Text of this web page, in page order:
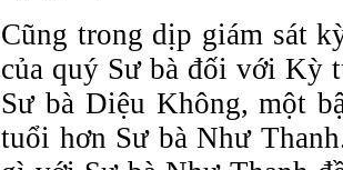
Cũng trong dịp giám sát
của quý Sư bà đối với Kỳ
Sư bà Diệu Không, một
tuổi hơn Sư bà Như